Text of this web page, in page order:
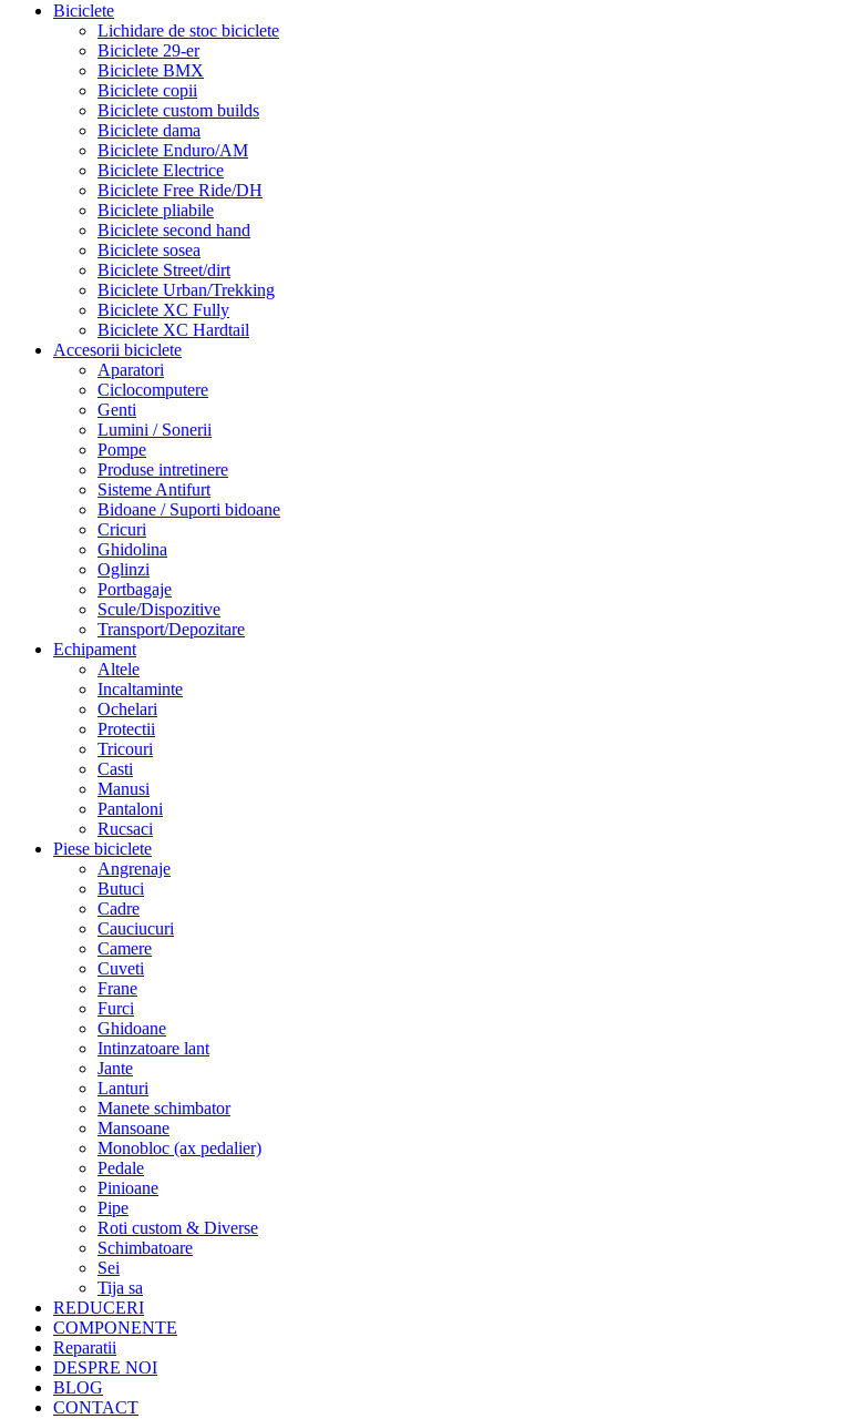
Biciclete
Lichidare de stoc biciclete
Biciclete 29-er
Biciclete BMX
Biciclete copii
Biciclete custom builds
Biciclete dama
Biciclete Enduro/AM
Biciclete Electrice
Biciclete Free Ride/DH
Biciclete pliabile
Biciclete second hand
Biciclete sosea
Biciclete Street/dirt
Biciclete Urban/Trekking
Biciclete XC Fully
Biciclete XC Hardtail
Accesorii biciclete
Aparatori
Ciclocomputere
Genti
Lumini / Sonerii
Pompe
Produse intretinere
Sisteme Antifurt
Bidoane / Suporti bidoane
Cricuri
Ghidolina
Oglinzi
Portbagaje
Scule/Dispozitive
Transport/Depozitare
Echipament
Altele
Incaltaminte
Ochelari
Protectii
Tricouri
Casti
Manusi
Pantaloni
Rucsaci
Piese biciclete
Angrenaje
Butuci
Cadre
Cauciucuri
Camere
Cuveti
Frane
Furci
Ghidoane
Intinzatoare lant
Jante
Lanturi
Manete schimbator
Mansoane
Monobloc (ax pedalier)
Pedale
Pinioane
Pipe
Roti custom & Diverse
Schimbatoare
Sei
Tija sa
REDUCERI
COMPONENTE
Reparatii
DESPRE NOI
BLOG
CONTACT